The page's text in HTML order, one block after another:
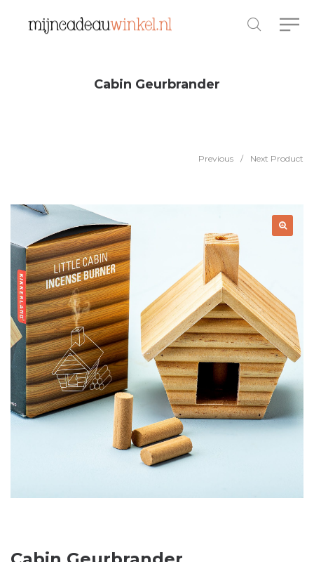
Cabin Geurbrander
Previous / Next Product